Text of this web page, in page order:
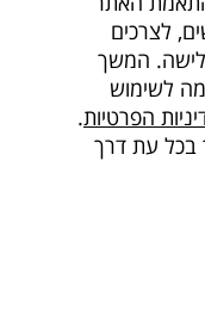
לצרכים
המשך
לשימוש
הפרטיות.
בכל עת דרך